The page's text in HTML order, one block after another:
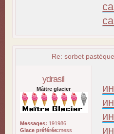
Re: sorbet
ydrasil
Mâitre glacier
Messages: 191986
Glace préférée:mess